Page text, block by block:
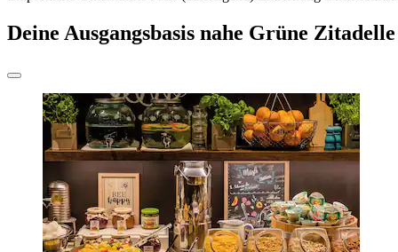
Deine Ausgangsbasis nahe Grüne Zitadelle